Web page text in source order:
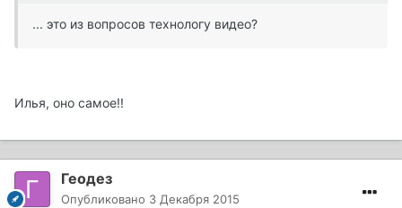
... это из вопросов технологу видео?
Илья, оно самое!!
Геодез
Опубликовано 3 Декабря 2015